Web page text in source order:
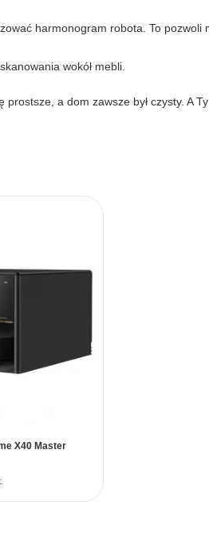
harmonogram robota. To pozwoli
a dom zawsze był czysty. A Ty
X40 Master